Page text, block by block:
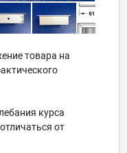
товара на
курса
от